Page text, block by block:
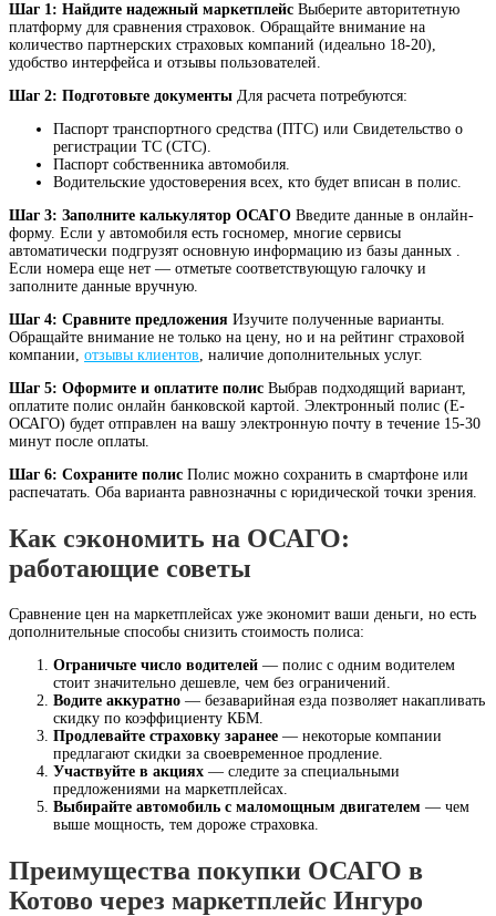
Шаг 1: Найдите надежный маркетплейс Выберите авторитетную
платформу для сравнения страховок. Обращайте внимание на
количество партнерских страховых компаний (идеально 18-20),
удобство интерфейса и отзывы пользователей.
Шаг 2: Подготовьте документы Для расчета потребуются:
Паспорт транспортного средства (ПТС) или Свидетельство о
регистрации ТС (СТС).
Паспорт собственника автомобиля.
Водительские удостоверения всех, кто будет вписан в полис.
Шаг 3: Заполните калькулятор ОСАГО Введите данные в онлайн-
форму. Если у автомобиля есть госномер, многие сервисы
автоматически подгрузят основную информацию из базы данных .
Если номера еще нет — отметьте соответствующую галочку и
заполните данные вручную.
Шаг 4: Сравните предложения Изучите полученные варианты.
Обращайте внимание не только на цену, но и на рейтинг страховой
компании, отзывы клиентов, наличие дополнительных услуг.
Шаг 5: Оформите и оплатите полис Выбрав подходящий вариант,
оплатите полис онлайн банковской картой. Электронный полис (Е-
ОСАГО) будет отправлен на вашу электронную почту в течение 15-30
минут после оплаты.
Шаг 6: Сохраните полис Полис можно сохранить в смартфоне или
распечатать. Оба варианта равнозначны с юридической точки зрения.
Как сэкономить на ОСАГО:
работающие советы
Сравнение цен на маркетплейсах уже экономит ваши деньги, но есть
дополнительные способы снизить стоимость полиса:
Ограничьте число водителей — полис с одним водителем
стоит значительно дешевле, чем без ограничений.
Водите аккуратно — безаварийная езда позволяет накапливать
скидку по коэффициенту КБМ.
Продлевайте страховку заранее — некоторые компании
предлагают скидки за своевременное продление.
Участвуйте в акциях — следите за специальными
предложениями на маркетплейсах.
Выбирайте автомобиль с маломощным двигателем — чем
выше мощность, тем дороже страховка.
Преимущества покупки ОСАГО в
Котово через маркетплейс Ингуро